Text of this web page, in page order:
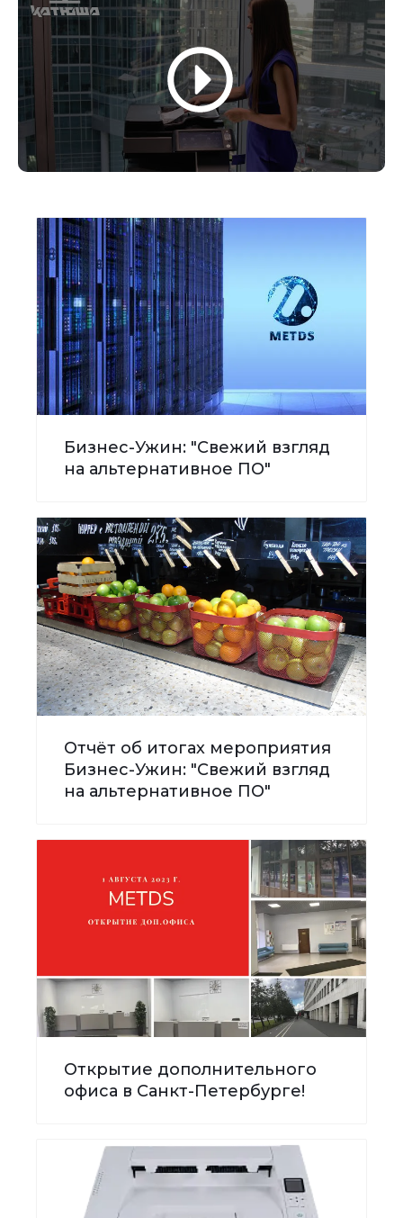
Бизнес-Ужин: "Свежий взгляд
на альтернативное ПО"
Отчёт об итогах мероприятия
Бизнес-Ужин: "Свежий взгляд
на альтернативное ПО"
Открытие дополнительного
офиса в Санкт-Петербурге!